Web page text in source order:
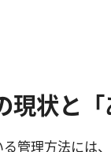
現状と
管理方法には